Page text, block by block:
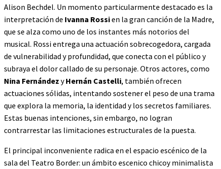
Alison Bechdel. Un momento particularmente destacado es la
interpretación de Ivanna Rossien la gran canción de la Madre,
que se alza como uno de los instantes más notorios del
musical. Rossi entrega una actuación sobrecogedora, cargada
de vulnerabilidad y profundidad, que conecta con el público y
subraya el dolor callado de su personaje. Otros actores, como
Nina Fernández yHernán Castelli, también ofrecen
actuaciones sólidas, intentando sostener el peso de una trama
que explora la memoria, la identidad y los secretos familiares.
Estas buenas intenciones, sin embargo, no logran
contrarrestar las limitaciones estructurales de la puesta.
El principal inconveniente radica en el espacio escénico de la
sala del Teatro Border: un ámbito escenico chicoy minimalista